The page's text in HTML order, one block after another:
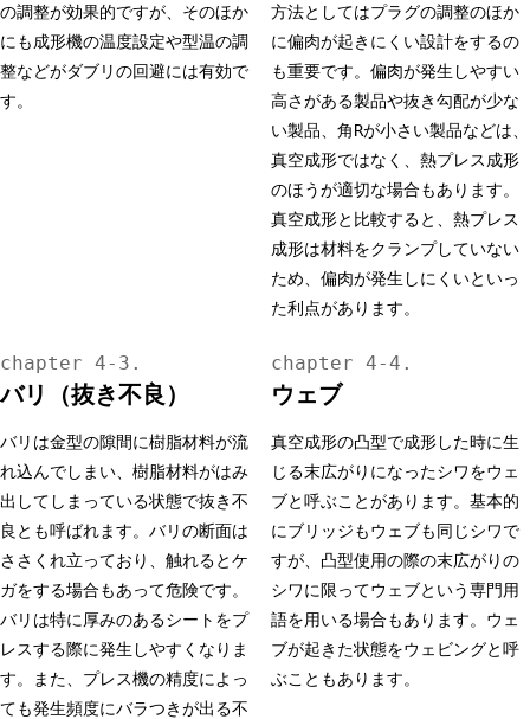
の調整が効果的ですが、そのほか
にも成形機の温度設定や型温の調
整などがダブリの回避には有効で
す。
方法としてはプラグの調整のほか
に偏肉が起きにくい設計をするの
も重要です。偏肉が発生しやすい
高さがある製品や抜き勾配が少な
い製品、角Rが小さい製品などは、
真空成形ではなく、熱プレス成形
のほうが適切な場合もあります。
真空成形と比較すると、熱プレス
成形は材料をクランプしていない
ため、偏肉が発生しにくいといっ
た利点があります。
バリ（抜き不良）
バリは金型の隙間に樹脂材料が流
れ込んでしまい、樹脂材料がはみ
出してしまっている状態で抜き不
良とも呼ばれます。バリの断面は
ささくれ立っており、触れるとケ
ガをする場合もあって危険です。
バリは特に厚みのあるシートをプ
レスする際に発生しやすくなりま
す。また、プレス機の精度によっ
ても発生頻度にバラつきが出る不
ウェブ
真空成形の凸型で成形した時に生
じる末広がりになったシワをウェ
ブと呼ぶことがあります。基本的
にブリッジもウェブも同じシワで
すが、凸型使用の際の末広がりの
シワに限ってウェブという専門用
語を用いる場合もあります。ウェ
ブが起きた状態をウェビングと呼
ぶこともあります。